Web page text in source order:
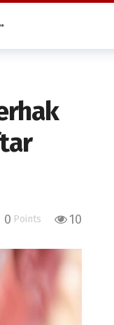
0 Points 10